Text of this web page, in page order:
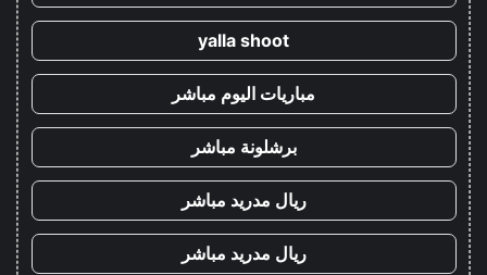
yalla shoot
مباريات اليوم مباشر
برشلونة مباشر
ريال مدريد مباشر
ريال مدريد مباشر